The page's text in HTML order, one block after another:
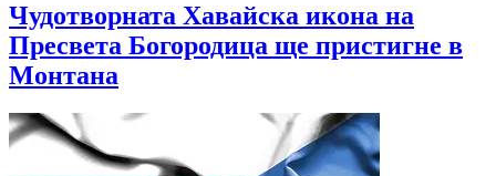
Чудотворната Хавайска икона на
Пресвета Богородица ще пристигне в
Монтана